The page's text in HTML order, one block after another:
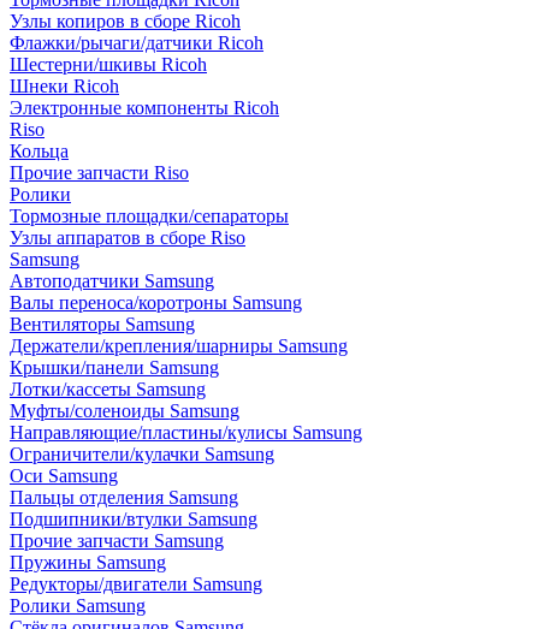
Узлы копиров в сборе Ricoh
Флажки/рычаги/датчики Ricoh
Шестерни/шкивы Ricoh
Шнеки Ricoh
Электронные компоненты Ricoh
Riso
Кольца
Прочие запчасти Riso
Ролики
Тормозные площадки/сепараторы
Узлы аппаратов в сборе Riso
Samsung
Автоподатчики Samsung
Валы переноса/коротроны Samsung
Вентиляторы Samsung
Держатели/крепления/шарниры Samsung
Крышки/панели Samsung
Лотки/кассеты Samsung
Муфты/соленоиды Samsung
Направляющие/пластины/кулисы Samsung
Ограничители/кулачки Samsung
Оси Samsung
Пальцы отделения Samsung
Подшипники/втулки Samsung
Прочие запчасти Samsung
Пружины Samsung
Редукторы/двигатели Samsung
Ролики Samsung